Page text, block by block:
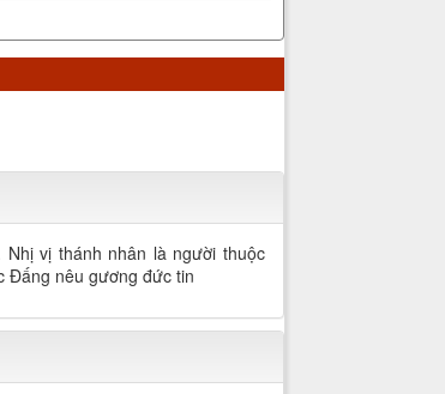
vị thánh nhân là người thuộc
Đấng nêu gương đức tin